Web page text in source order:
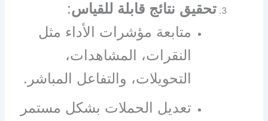
تحقيق نتائج قابلة للقياس:
متابعة مؤشرات الأداء مثل
النقرات، المشاهدات،
التحويلات، والتفاعل المباشر.
تعديل الحملات بشكل مستمر